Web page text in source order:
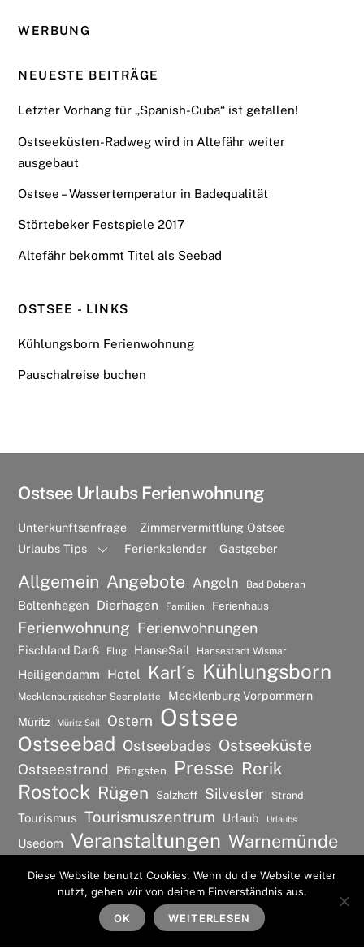
WERBUNG
NEUESTE BEITRÄGE
Letzter Vorhang für „Spanish-Cuba“ ist gefallen!
Ostseeküsten-Radweg wird in Altefähr weiter
ausgebaut
Ostsee – Wassertemperatur in Badequalität
Störtebeker Festspiele 2017
Altefähr bekommt Titel als Seebad
OSTSEE - LINKS
Kühlungsborn Ferienwohnung
Pauschalreise buchen
Back
Ostsee Urlaubs Ferienwohnung
Unterkunftsanfrage
Zimmervermittlung Ostsee
Urlaubs Tips
Ferienkalender Gastgeber
Allgemein Angebote Angeln Bad Doberan
Boltenhagen Dierhagen Familien Ferienhaus
Ferienwohnung Ferienwohnungen
Fischland Darß Flug HanseSail Hansestadt Wismar
Heiligendamm Hotel Karl´s Kühlungsborn
Mecklenburgischen Seenplatte Mecklenburg Vorpommern
Müritz Müritz Sail Ostern Ostsee
Ostseebad Ostseebades Ostseeküste
Ostseestrand Pfingsten Presse Rerik
Rostock Rügen Salzhaff Silvester Strand
Tourismus Tourismuszentrum Urlaub Urlaubs
Usedom Veranstaltungen Warnemünde
Ostsee Urlaubs Ferienwohnung2026
WordPress• Themify WordPress Themes
Diese Website benutzt Cookies. Wenn du die Website weiter
nutzt, gehen wir von deinem Einverständnis aus.
OK WEITERLESEN